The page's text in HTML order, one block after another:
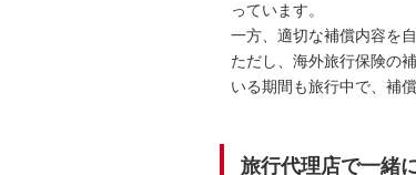
っています。
一方、適切な補償内容を
ただし、海外旅行保険の
いる期間も旅行中で、補
旅行代理店で一緒